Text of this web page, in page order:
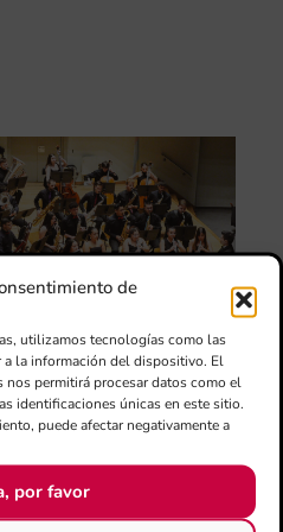
de
utilizamos tecnologías como las
a la información del dispositivo. El
permitirá procesar datos como el
identificaciones únicas en este sitio.
puede afectar negativamente a
por favor